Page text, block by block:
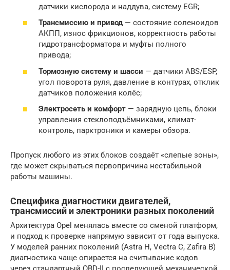
датчики кислорода и наддува, систему EGR;
Трансмиссию и привод— состояние соленоидов
АКПП, износ фрикционов, корректность работы
гидротрансформатора и муфты полного
привода;
Тормозную систему и шасси — датчики ABS/ESP,
угол поворота руля, давление в контурах, отклик
датчиков положения колёс;
Электросеть и комфорт — зарядную цепь, блоки
управления стеклоподъёмниками, климат-
контроль, парктроники и камеры обзора.
Пропуск любого из этих блоков создаёт «слепые зоны»,
где может скрываться первопричина нестабильной
работы машины.
Специфика диагностики двигателей,
трансмиссий и электроники разных поколений
Архитектура Opel менялась вместе со сменой платформ,
и подход к проверке напрямую зависит от года выпуска.
У моделей ранних поколений (Astra H, Vectra C, Zafira B)
диагностика чаще опирается на считывание кодов